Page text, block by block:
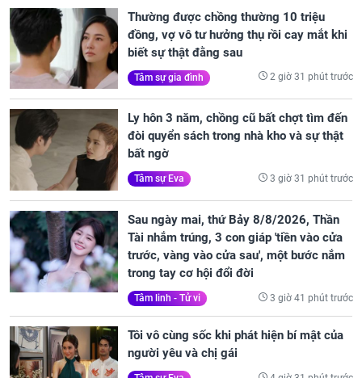
Thường được chồng thường 10 triệu
đồng, vợ vô tư hưởng thụ rồi cay mắt khi
biết sự thật đằng sau
Tâm sự gia đình 2 giờ 31 phút trước
Ly hôn 3 năm, chồng cũ bất chợt tìm đến
đòi quyển sách trong nhà kho và sự thật
bất ngờ
Tâm sự Eva 3 giờ 31 phút trước
Sau ngày mai, thứ Bảy 8/8/2026, Thần
Tài nhắm trúng, 3 con giáp 'tiền vào cửa
trước, vàng vào cửa sau', một bước nắm
trong tay cơ hội đổi đời
Tâm linh - Tử vi 3 giờ 41 phút trước
Tôi vô cùng sốc khi phát hiện bí mật của
người yêu và chị gái